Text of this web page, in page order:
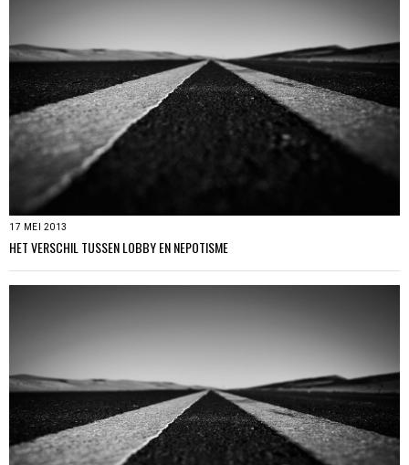
17 MEI 2013
HET VERSCHIL TUSSEN LOBBY EN NEPOTISME